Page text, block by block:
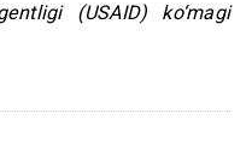
(USAID) ko‘magi